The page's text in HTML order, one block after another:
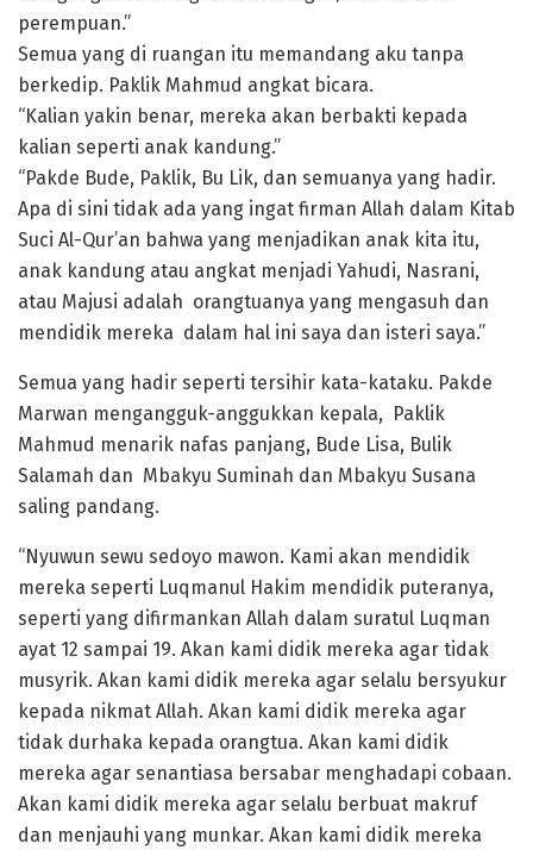
perempuan.”
Semua yang di ruangan itu memandang aku tanpa
berkedip. Paklik Mahmud angkat bicara.
“Kalian yakin benar, mereka akan berbakti kepada
kalian seperti anak kandung.”
“Pakde Bude, Paklik, Bu Lik, dan semuanya yang hadir.
Apa di sini tidak ada yang ingat firman Allah dalam Kitab
Suci Al-Qur’an bahwa yang menjadikan anak kita itu,
anak kandung atau angkat menjadi Yahudi, Nasrani,
atau Majusi adalah orangtuanya yang mengasuh dan
mendidik mereka dalam hal ini saya dan isteri saya.”
Semua yang hadir seperti tersihir kata-kataku. Pakde
Marwan mengangguk-anggukkan kepala, Paklik
Mahmud menarik nafas panjang, Bude Lisa, Bulik
Salamah dan Mbakyu Suminah dan Mbakyu Susana
saling pandang.
“Nyuwun sewu sedoyo mawon. Kami akan mendidik
mereka seperti Luqmanul Hakim mendidik puteranya,
seperti yang difirmankan Allah dalam suratul Luqman
ayat 12 sampai 19. Akan kami didik mereka agar tidak
musyrik. Akan kami didik mereka agar selalu bersyukur
kepada nikmat Allah. Akan kami didik mereka agar
tidak durhaka kepada orangtua. Akan kami didik
mereka agar senantiasa bersabar menghadapi cobaan.
Akan kami didik mereka agar selalu berbuat makruf
dan menjauhi yang munkar. Akan kami didik mereka